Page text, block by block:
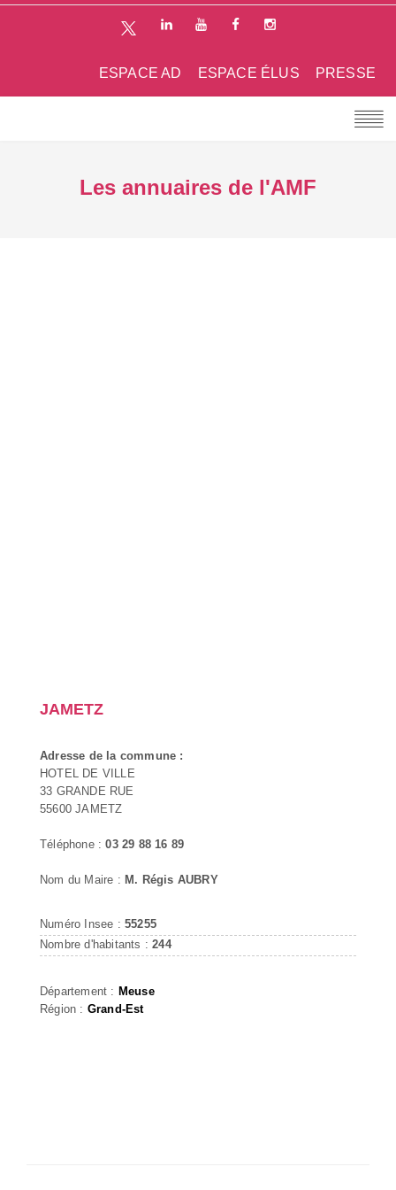
PRESSE
ESPACE ÉLUS
ESPACE AD
Les annuaires de l'AMF
JAMETZ
Adresse de la commune :
HOTEL DE VILLE
33 GRANDE RUE
55600 JAMETZ
Téléphone :03 29 88 16 89
Nom du Maire : M. Régis AUBRY
Numéro Insee : 55255
Nombre d'habitants :244
Département : Meuse
Région : Grand-Est